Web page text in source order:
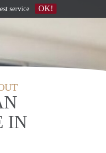
IN
service OK!